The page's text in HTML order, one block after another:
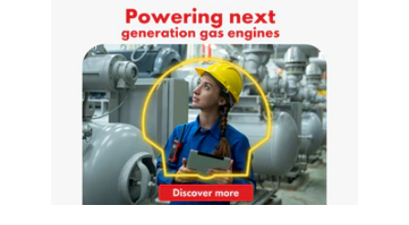
für zukünftige Erweiterungen vorbereitet, darunter die
Integration einer CO₂-Verflüssigungsanlage. Das Projekt
zeigt beispielhaft, wie bestehende Anlagen erfolgreich
weiterentwickelt und aufgewertet werden können, um ihre
Flexibilität zu erhöhen und einen wichtigen Beitrag zur
Energiewende zu leisten.